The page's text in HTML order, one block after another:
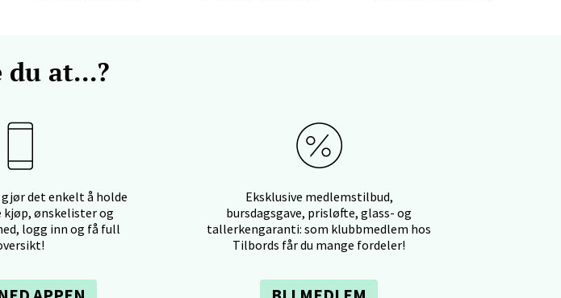
du at...?
det enkelt å holde
kjøp, ønskelister og
logg inn og få full
Eksklusive medlemstilbud,
bursdagsgave, prisløfte, glass- og
tallerkengaranti: som klubbmedlem hos
Tilbords får du mange fordeler!
7300 Orkanger